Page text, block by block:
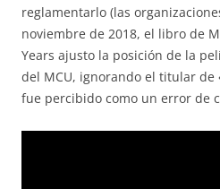
reglamentarlo (las
noviembre de 2018, el libro de
Years ajusto la posición de la
del MCU, ignorando el titular de
fue percibido como un error de